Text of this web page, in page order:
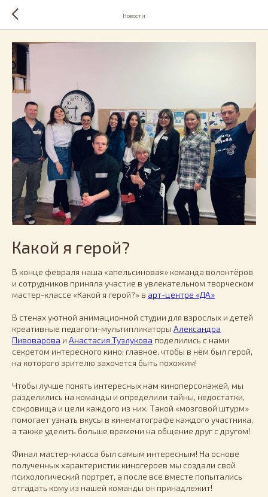
Новости
Какой я герой?
В конце февраля наша «апельсиновая» команда волонтёров
и сотрудников приняла участие в увлекательном творческом
мастер-классе «Какой я герой?» в арт-центре «ДА»
В стенах уютной анимационной студии для взрослых и детей
креативные педагоги-мультипликаторы Александра
Пивоварова и Анастасия Тузлукова поделились с нами
секретом интересного кино: главное, чтобы в нём был герой,
на которого зрителю захочется быть похожим!
Чтобы лучше понять интересных нам киноперсонажей, мы
разделились на команды и определили тайны, недостатки,
сокровища и цели каждого из них. Такой «мозговой штурм»
помогает узнать вкусы в кинематографе каждого участника,
а также уделить больше времени на общение друг с другом!
Финал мастер-класса был самым интересным! На основе
полученных характеристик киногероев мы создали свой
психологический портрет, а после все вместе попытались
отгадать кому из нашей команды он принадлежит!